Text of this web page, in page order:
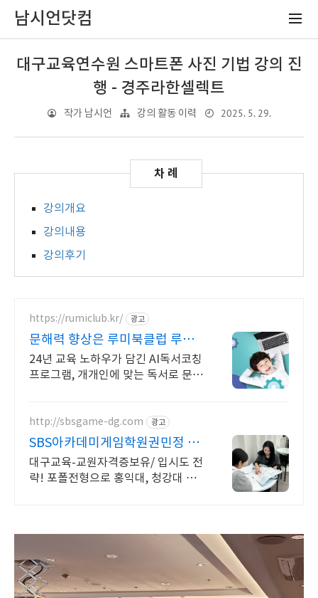
남시언닷컴
대구교육연수원 스마트폰 사진 기법 강의 진
행 - 경주라한셀렉트
작가 남시언 강의 활동 이력 2025. 5. 29.
강의개요
강의내용
강의후기
https://rumiclub.kr/ 광고
문해력 향상은 루미북클럽 루미
북클럽에서 독서PT받자!
24년 교육 노하우가 담긴 AI독서코칭
프로그램, 개개인에 맞는 독서로 문해
다양한독후활동지
http://sbsgame-dg.com 광고
SBS아카데미게임학원권민정 교
과 종합 포트폴리오전형
대구교육-교원자격증보유/ 입시도 전
략! 포폴전형으로 홍익대, 청강대 합